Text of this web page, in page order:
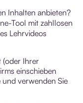
Inhalten anbieten?
Tool mit zahllosen
Lehrvideos
(oder Ihrer
einschieben
verwenden Sie